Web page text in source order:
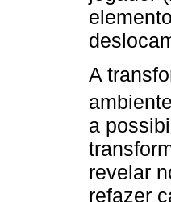
A
a
revelar
refazer